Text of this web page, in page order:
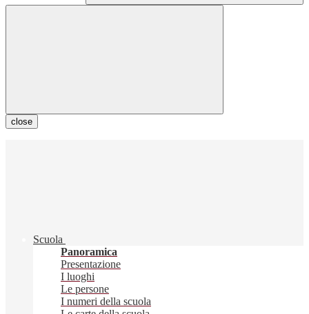
close
Scuola
Panoramica
Presentazione
I luoghi
Le persone
I numeri della scuola